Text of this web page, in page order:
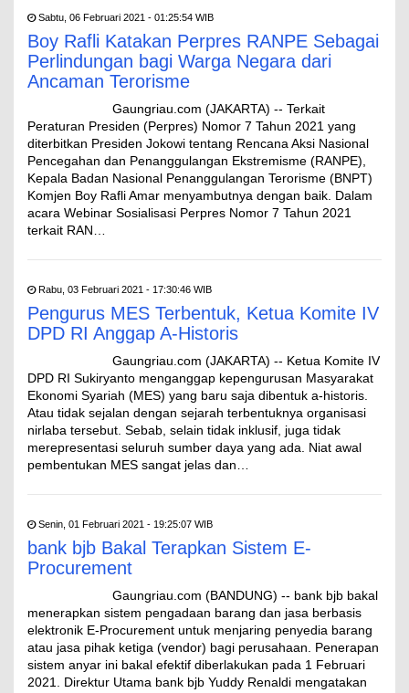
Sabtu, 06 Februari 2021 - 01:25:54 WIB
Boy Rafli Katakan Perpres RANPE Sebagai
Perlindungan bagi Warga Negara dari
Ancaman Terorisme
Gaungriau.com (JAKARTA) -- Terkait
Peraturan Presiden (Perpres) Nomor 7 Tahun 2021 yang
diterbitkan Presiden Jokowi tentang Rencana Aksi Nasional
Pencegahan dan Penanggulangan Ekstremisme (RANPE),
Kepala Badan Nasional Penanggulangan Terorisme (BNPT)
Komjen Boy Rafli Amar menyambutnya dengan baik. Dalam
acara Webinar Sosialisasi Perpres Nomor 7 Tahun 2021
terkait RAN…
Rabu, 03 Februari 2021 - 17:30:46 WIB
Pengurus MES Terbentuk, Ketua Komite IV
DPD RI Anggap A-Historis
Gaungriau.com (JAKARTA) -- Ketua Komite IV
DPD RI Sukiryanto menganggap kepengurusan Masyarakat
Ekonomi Syariah (MES) yang baru saja dibentuk a-historis.
Atau tidak sejalan dengan sejarah terbentuknya organisasi
nirlaba tersebut. Sebab, selain tidak inklusif, juga tidak
merepresentasi seluruh sumber daya yang ada. Niat awal
pembentukan MES sangat jelas dan…
Senin, 01 Februari 2021 - 19:25:07 WIB
bank bjb Bakal Terapkan Sistem E-
Procurement
Gaungriau.com (BANDUNG) -- bank bjb bakal
menerapkan sistem pengadaan barang dan jasa berbasis
elektronik E-Procurement untuk menjaring penyedia barang
atau jasa pihak ketiga (vendor) bagi perusahaan. Penerapan
sistem anyar ini bakal efektif diberlakukan pada 1 Februari
2021. Direktur Utama bank bjb Yuddy Renaldi mengatakan